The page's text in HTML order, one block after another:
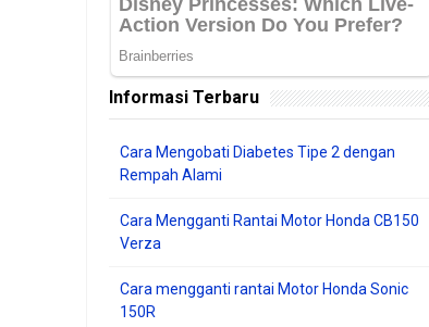
Informasi Terbaru
Cara Mengobati Diabetes Tipe 2 dengan
Rempah Alami
Cara Mengganti Rantai Motor Honda CB150
Verza
Cara mengganti rantai Motor Honda Sonic
150R